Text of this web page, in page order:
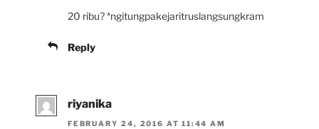
20 ribu? *ngitungpakejaritruslangsungkram
Reply
riyanika
FEBRUARY 24, 2016 AT 11:44 AM